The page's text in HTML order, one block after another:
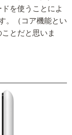
を使うことによ
。（コア機能とい
とだと思いま